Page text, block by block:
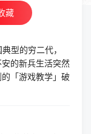
藏
型的穷二代，
的新兵生活突然
「游戏教学」破